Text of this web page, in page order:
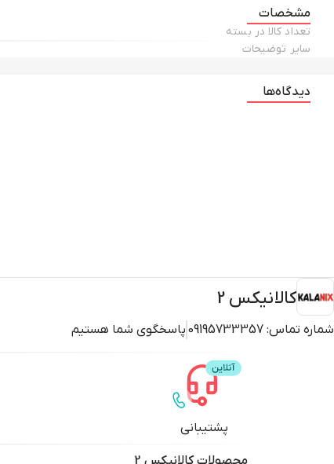
مشخصات
تعداد کالا در بسته
سایر توضیحات
دیدگاه‌ها
کالانیکس 2
شماره تماس: 09195733357 پاسخگوی شما هستیم
پشتیبانی
محصولاتکالانیکس 2